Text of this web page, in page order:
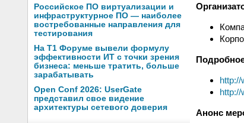
Российское ПО виртуализации и
инфраструктурное ПО — наиболее
востребованные направления для
тестирования
На Т1 Форуме вывели формулу
эффективности ИТ с точки зрения
бизнеса: меньше тратить, больше
зарабатывать
Open Conf 2026: UserGate
представил свое видение
архитектуры сетевого доверия
http://
Анонс